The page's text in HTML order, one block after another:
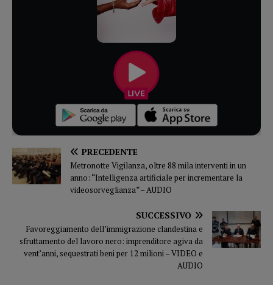
PRECEDENTE
Metronotte Vigilanza, oltre 88 mila interventi in un
anno: “Intelligenza artificiale per incrementare la
videosorveglianza” – AUDIO
SUCCESSIVO
Favoreggiamento dell’immigrazione clandestina e
sfruttamento del lavoro nero: imprenditore agiva da
vent’anni, sequestrati beni per 12 milioni – VIDEO e
AUDIO